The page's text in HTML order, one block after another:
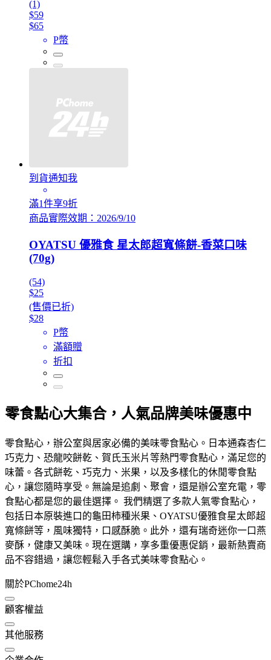
(1)
$59
$65
P幣
到貨通知我
滿1件享9折
商品實際效期：2026/9/10
OYATSU 優雅食 星太郎超寬條餅-香菜口味
(70g)
(54)
$25
(售價已折)
$28
P幣
滿額贈
折扣
零食點心大集合，人氣品牌美味優惠中
零食點心，辦公室與居家必備的美味零食點心。日本通森杏仁
巧克力、恐龍咬餅乾、賀氏玉米片等熱門零食點心，滿足您的
味蕾。各式餅乾、巧克力、米果，以及多樣化的休閒零食點
心，讓您隨時享受。無論是追劇、聚會，還是辦公室充電，零
食點心都是您的最佳選擇。 我們精選了多款人氣零食點心，
包括日本原裝進口的龜田柿種米果、OYATSU優雅食星太郎超
寬條餅等，風味獨特，口感酥脆。此外，還有瑞奇迷你一口燕
麥酥，健康又美味。現在選購，享多重優惠促銷，最新熱賣商
品不容錯過，讓您輕鬆入手各式美味零食點心。
關於PChome24h
顧客權益
其他服務